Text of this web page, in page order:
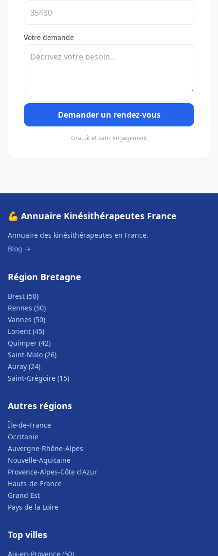
Votre demande
Demander un rendez-vous
Gratuit et sans engagement
💪 Annuaire Kinésithérapeutes France
Annuaire des kinésithérapeutes en France.
Blog →
Région Bretagne
Brest (50)
Rennes (50)
Vannes (50)
Lorient (45)
Quimper (42)
Saint-Malo (26)
Auray (24)
Saint-Grégoire (15)
Autres régions
Île-de-France
Occitanie
Auvergne-Rhône-Alpes
Nouvelle-Aquitaine
Provence-Alpes-Côte d'Azur
Hauts-de-France
Grand Est
Pays de la Loire
Top villes
Aix-en-Provence (50)